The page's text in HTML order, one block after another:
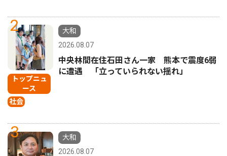
2
トップニュ
ース
社会
大和
2026.08.07
中央林間在住石田さん一家 熊本で震度6弱
に遭遇 「立っていられない揺れ」
3
大和
2026.08.07